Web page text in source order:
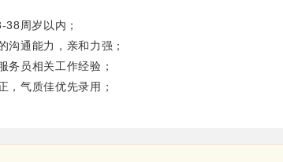
周岁以内；
力，亲和力强；
关工作经验；
佳优先录用；